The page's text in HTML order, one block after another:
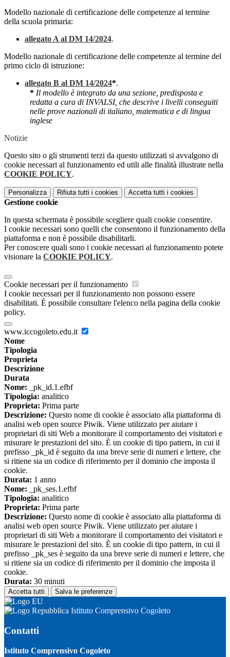
Modello nazionale di certificazione delle competenze al termine
della scuola primaria:
allegato A al DM 14/2024.
Modello nazionale di certificazione delle competenze al termine del
primo ciclo di istruzione:
allegato B al DM 14/2024*.
* Il modello è integrato da una sezione, predisposta e
redatta a cura di INVALSI, che descrive i livelli conseguiti
nelle prove nazionali di italiano, matematica e di lingua
inglese
Notizie
Questo sito o gli strumenti terzi da questo utilizzati si avvalgono di
cookie necessari al funzionamento ed utili alle finalità illustrate nella
COOKIE POLICY.
Personalizza Rifiuta tutti i cookies Accetta tutti i cookies
Gestione cookie
In questa schermata è possibile scegliere quali cookie consentire.
I cookie necessari sono quelli che consentono il funzionamento della
piattaforma e non è possibile disabilitarli.
Per conoscere quali sono i cookie necessari al funzionamento potete
visionare la COOKIE POLICY.
Cookie necessari per il funzionamento
I cookie necessari per il funzionamento non possono essere
disabilitati. È possibile consultare l'elenco nella pagina della cookie
policy.
www.iccogoleto.edu.it
Nome
Tipologia
Proprieta
Descrizione
Durata
Nome: _pk_id.1.efbf
Tipologia: analitico
Proprieta: Prima parte
Descrizione: Questo nome di cookie è associato alla piattaforma di
analisi web open source Piwik. Viene utilizzato per aiutare i
proprietari di siti Web a monitorare il comportamento dei visitatori e
misurare le prestazioni del sito. È un cookie di tipo pattern, in cui il
prefisso _pk_id è seguito da una breve serie di numeri e lettere, che
si ritiene sia un codice di riferimento per il dominio che imposta il
cookie.
Durata: 1 anno
Nome: _pk_ses.1.efbf
Tipologia: analitico
Proprieta: Prima parte
Descrizione: Questo nome di cookie è associato alla piattaforma di
analisi web open source Piwik. Viene utilizzato per aiutare i
proprietari di siti Web a monitorare il comportamento dei visitatori e
misurare le prestazioni del sito. È un cookie di tipo pattern, in cui il
prefisso _pk_ses è seguito da una breve serie di numeri e lettere, che
si ritiene sia un codice di riferimento per il dominio che imposta il
cookie.
Durata: 30 minuti
Accetta tutti Salva le preferenze
Istituto Comprensivo Cogoleto
Contatti
Istituto Comprensivo Cogoleto